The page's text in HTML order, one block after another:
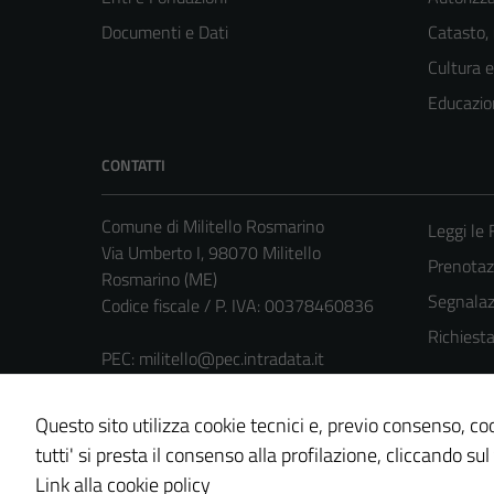
Documenti e Dati
Catasto,
Cultura
CONTATTI
Comune di Militello Rosmarino
Via Umberto I, 98070 Militello
Rosmarino (ME)
Codice fiscale / P. IVA: 00378460836
PEC: militello@pec.intradata.it
Leggi le
Questo sito utilizza cookie tecnici e, previo consenso,
tutti' si presta il consenso alla profilazione, cliccando
Link alla cookie policy